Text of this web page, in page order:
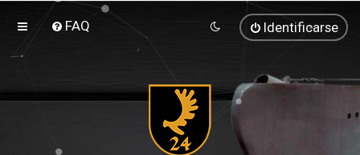
FAQ Identificarse